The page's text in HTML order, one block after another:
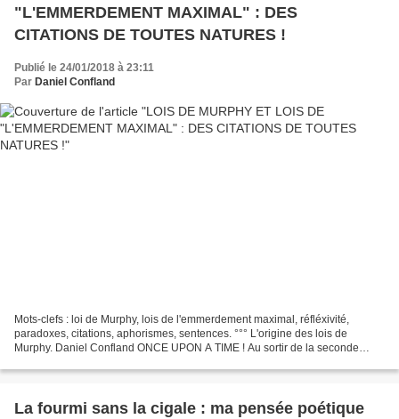
"L'EMMERDEMENT MAXIMAL" : DES
CITATIONS DE TOUTES NATURES !
Publié le 24/01/2018 à 23:11
Par Daniel Confland
Mots-clefs : loi de Murphy, lois de l'emmerdement maximal, réfléxivité,
paradoxes, citations, aphorismes, sentences. °°° L'origine des lois de
Murphy. Daniel Confland ONCE UPON A TIME ! Au sortir de la seconde
La fourmi sans la cigale : ma pensée poétique